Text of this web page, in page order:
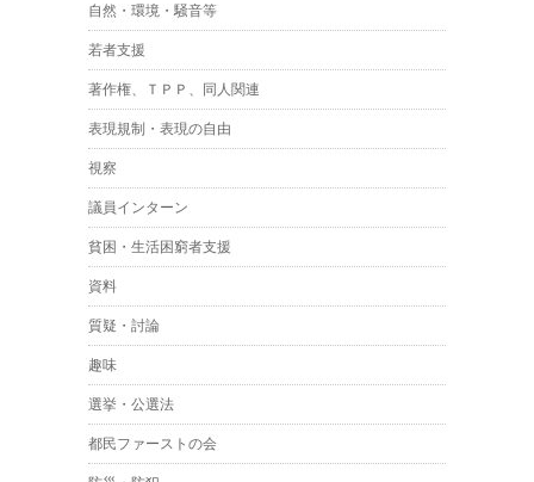
自然・環境・騒音等
若者支援
著作権、ＴＰＰ、同人関連
表現規制・表現の自由
視察
議員インターン
貧困・生活困窮者支援
資料
質疑・討論
趣味
選挙・公選法
都民ファーストの会